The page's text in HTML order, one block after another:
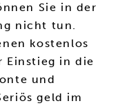
Sie in der
nicht tun.
kostenlos
Einstieg in die
und
geld im